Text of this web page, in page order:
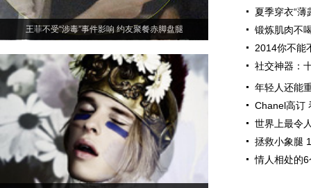
王菲不受“涉毒”事件影响 约友聚餐赤脚盘腿
夏季穿衣“薄
锻炼肌肉不
2014你不能
社交神器：
年轻人还能
Chanel高订
世界上最令
拯救小象腿
情人相处的